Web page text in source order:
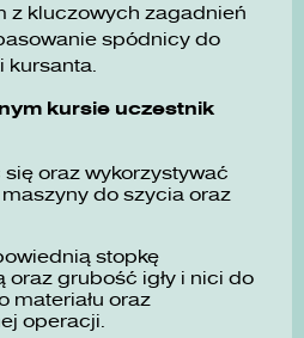
z kluczowych zagadnień
spódnicy do
kursanta.
kursie uczestnik
się oraz wykorzystywać
do szycia oraz
stopkę
oraz grubość igły i nici do
materiału oraz
operacji.